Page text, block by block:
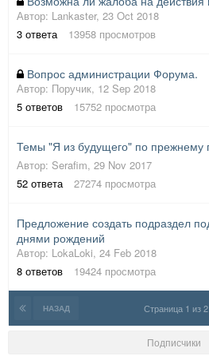
Автор: Lankaster, 23 Oct 2018
3 ответа 13958 просмотров
Вопрос администрации Форума.
Автор: Поручик, 12 Sep 2018
5 ответов 15752 просмотра
Темы "Я из будущего" по прежнему
Автор: Serafim, 29 Nov 2017
52 ответа 27274 просмотра
Предложение создать подраздел
днями рождений
Автор: LokaLoki, 24 Feb 2018
8 ответов 19424 просмотра
НАЗАД Страница 1 из 2
Подписчики